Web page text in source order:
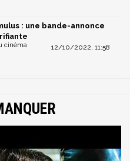
: une bande-annonce
12/10/2022, 11:58
cinéma